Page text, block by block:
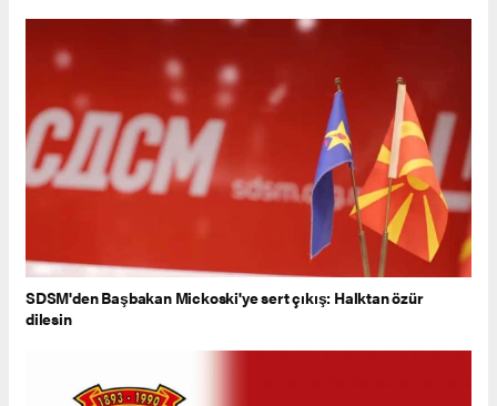
SDSM'den Başbakan Mickoski'ye sert çıkış: Halktan özür
dilesin